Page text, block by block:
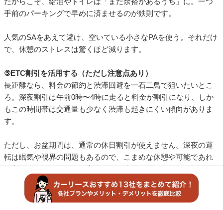
混雑する太平洋側を避けて日本海側を回る──目的地によって
出発前に第二・第三の道を地図で見ておくと、いざというとき
③渋滞時は早めに高速を降りる
思った以上の渋滞にはまったら、高速にしがみつかないことも
大切です。
上かかることもあります。一方、一般道は信号待ちこそあれ、
流れが良ければ結果的に早く着く場合も。
ただし、この時期は一般道も混むことがあります。降りる前
に、ナビアプリやJARTICで一般道の状況を確認し、渋滞の距離